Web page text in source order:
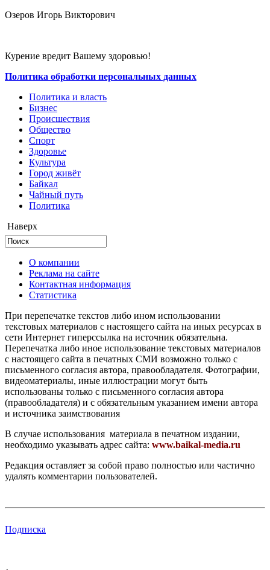
Озеров Игорь Викторович
Курение вредит Вашему здоровью!
Политика обработки персональных данных
Политика и власть
Бизнес
Происшествия
Общество
Cпорт
Здоровье
Культура
Город живёт
Байкал
Чайный путь
Политика
Наверх
О компании
Реклама на сайте
Контактная информация
Статистика
При перепечатке текстов либо ином использовании
текстовых материалов с настоящего сайта на иных ресурсах в
сети Интернет гиперссылка на источник обязательна.
Перепечатка либо иное использование текстовых материалов
с настоящего сайта в печатных СМИ возможно только с
письменного согласия автора, правообладателя. Фотографии,
видеоматериалы, иные иллюстрации могут быть
использованы только с письменного согласия автора
(правообладателя) и с обязательным указанием имени автора
и источника заимствования
В случае использования материала в печатном издании,
необходимо указывать адрес сайта: www.baikal-media.ru
Редакция оставляет за собой право полностью или частично
удалять комментарии пользователей.
Подписка